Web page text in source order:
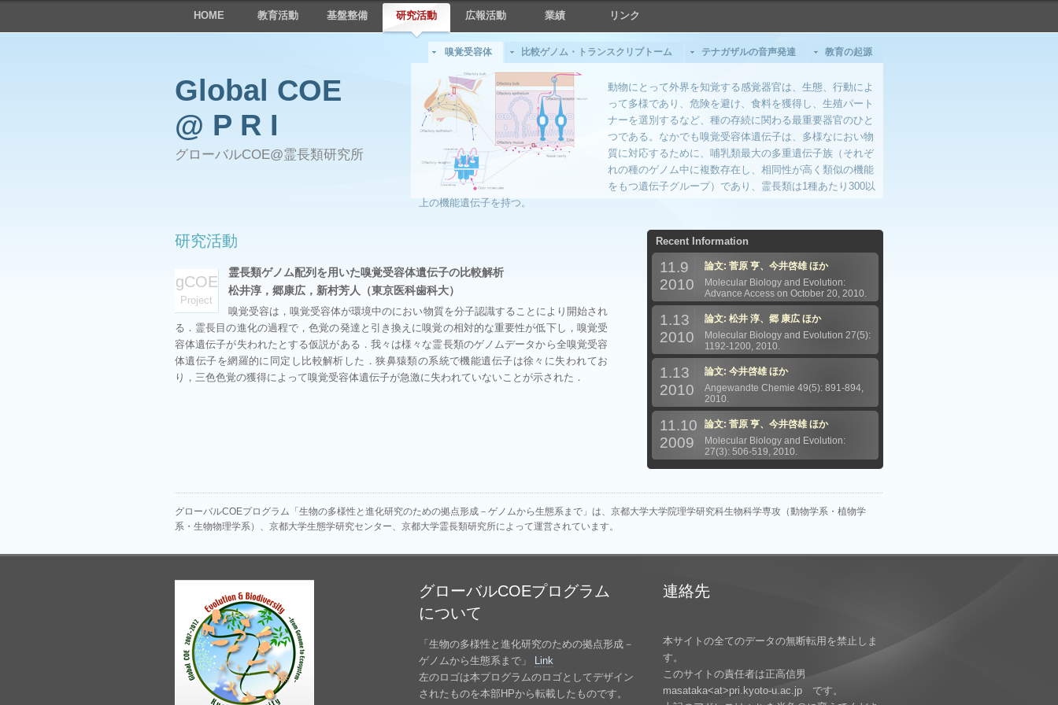
HOME 教育活動 基盤整備 研究活動 広報活動 業績 リンク
Global COE
@ P R I
グローバルCOE@霊長類研究所
嗅覚受容体 比較ゲノム・トランスクリプトーム テナガザルの音声発達 教育の起源
動物にとって外界を知覚する感覚器官は、生態、行動によ
って多様であり、危険を避け、食料を獲得し、生殖パート
ナーを選別するなど、種の存続に関わる最重要器官のひと
つである。なかでも嗅覚受容体遺伝子は、多様なにおい物
質に対応するために、哺乳類最大の多重遺伝子族（それぞ
れの種のゲノム中に複数存在し、相同性が高く類似の機能
をもつ遺伝子グループ）であり、霊長類は1種あたり300以
上の機能遺伝子を持つ。
研究活動
gCOE
Project
霊長類ゲノム配列を用いた嗅覚受容体遺伝子の比較解析
松井淳，郷康広，新村芳人（東京医科歯科大）
嗅覚受容は，嗅覚受容体が環境中のにおい物質を分子認識することにより開始され
る．霊長目の進化の過程で，色覚の発達と引き換えに嗅覚の相対的な重要性が低下し，嗅覚受
容体遺伝子が失われたとする仮説がある．我々は様々な霊長類のゲノムデータから全嗅覚受容
体遺伝子を網羅的に同定し比較解析した．狭鼻猿類の系統で機能遺伝子は徐々に失われてお
り，三色色覚の獲得によって嗅覚受容体遺伝子が急激に失われていないことが示された．
Recent Information
11.9
2010
論文: 菅原 亨、今井啓雄 ほか
Molecular Biology and Evolution:
Advance Access on October 20, 2010.
1.13
2010
論文: 松井 淳、郷 康広 ほか
Molecular Biology and Evolution 27(5):
1192-1200, 2010.
1.13
2010
論文: 今井啓雄 ほか
Angewandte Chemie 49(5): 891-894,
2010.
11.10
2009
論文: 菅原 亨、今井啓雄 ほか
Molecular Biology and Evolution:
27(3): 506-519, 2010.
グローバルCOEプログラム「生物の多様性と進化研究のための拠点形成－ゲノムから生態系まで」は、京都大学大学院理学研究科生物科学専攻（動物学系・植物学
系・生物物理学系）、京都大学生態学研究センター、京都大学霊長類研究所によって運営されています。
グローバルCOEプログラム
について
「生物の多様性と進化研究のための拠点形成－
ゲノムから生態系まで」
Link
左のロゴは本プログラムのロゴとしてデザイン
されたものを本部HPから転載したものです。
連絡先
本サイトの全てのデータの無断転用を禁止しま
す。
このサイトの責任者は正高信男
masataka<at>pri.kyoto-u.ac.jp です。